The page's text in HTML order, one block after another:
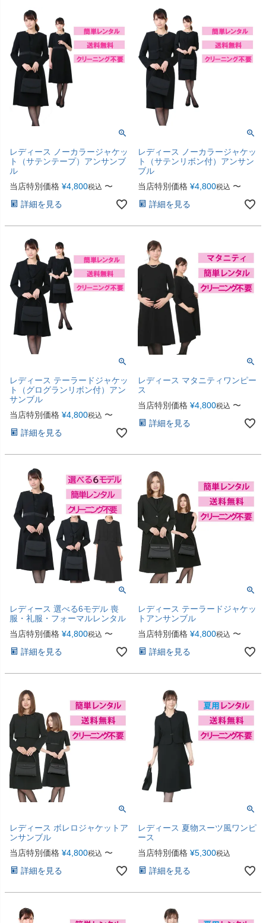
レディース ノーカラージャケッ
ト（サテンテープ）アンサンブ
ル
当店特別価格 ¥4,800税込 〜
詳細を見る
レディース ノーカラージャケッ
ト（サテンリボン付）アンサン
ブル
当店特別価格 ¥4,800税込 〜
詳細を見る
レディース テーラードジャケッ
ト（グログランリボン付）アン
サンブル
当店特別価格 ¥4,800税込 〜
詳細を見る
レディース マタニティワンピー
ス
当店特別価格 ¥4,800税込 〜
詳細を見る
レディース 選べる6モデル 喪
服・礼服・フォーマルレンタル
当店特別価格 ¥4,800税込 〜
詳細を見る
レディース テーラードジャケッ
トアンサンブル
当店特別価格 ¥4,800税込 〜
詳細を見る
レディース ボレロジャケットア
ンサンブル
当店特別価格 ¥4,800税込 〜
詳細を見る
レディース 夏物スーツ風ワンピ
ース
当店特別価格 ¥5,300税込
詳細を見る